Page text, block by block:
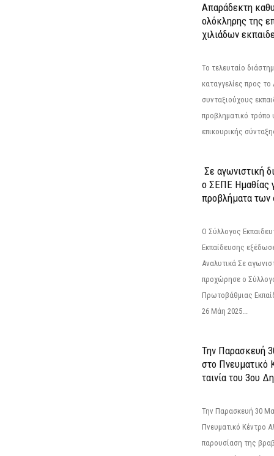
Απαράδεκτη
ολόκληρης της
χιλιάδων
Το τελευταίο
καταγγελίες προς
συνταξιούχους
προβληματικό τρόπο
επικουρικής
Σε αγωνιστική
ο ΣΕΠΕ Ημαθίας
προβλήματα των
Ο Σύλλογος
Εκπαίδευσης
Αναλυτικά Σε
προχώρησε ο
Πρωτοβάθμιας
26 Μάη 2025...
Την Παρασκευή
στο Πνευματικό
ταινία του 3ου
Την Παρασκευή 30
Πνευματικό Κέντρο
παρουσίαση της